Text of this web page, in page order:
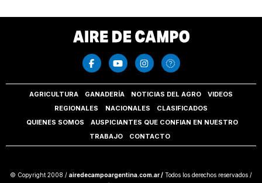
AGRICULTURA GANADERÍA NOTICIAS DEL AGRO
VIDEOS
REGIONALES
NACIONALES
CLASIFICADOS
QUIENES SOMOS
AUSPICIANTES QUE CONFIAN EN NUESTRO
TRABAJO
CONTACTO
© Copyright 2008 / airedecampoargentina.com.ar / Todos los derechos reservados /